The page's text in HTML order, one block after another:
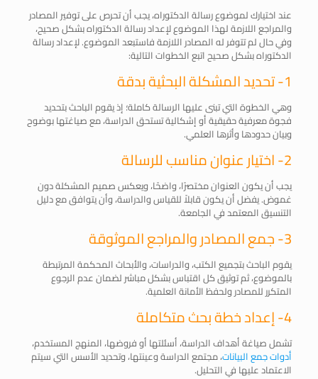
عند اختيارك لموضوع رسالة الدكتوراه، يجب أن تحرص على توفير المصادر
والمراجع اللازمة لهذا الموضوع لإعداد رسالة الدكتوراه بشكل صحيح،
وفي حال لم تتوفر له المصادر اللازمة فاستبعد الموضوع. لإعداد رسالة
الدكتوراه بشكل صحيح اتبع الخطوات التالية:
1- تحديد المشكلة البحثية بدقة
وهي الخطوة التي تبنى عليها الرسالة كاملة؛ إذ يقوم الباحث بتحديد
فجوة معرفية حقيقية أو إشكالية تستحق الدراسة، مع صياغتها بوضوح
وبيان حدودها وأثرها العلمي.
2- اختيار عنوان مناسب للرسالة
يجب أن يكون العنوان مختصرًا، واضحًا، ويعكس صميم المشكلة دون
غموض. يفضل أن يكون قابلاً للقياس والدراسة، وأن يتوافق مع دليل
التنسيق المعتمد في الجامعة.
3- جمع المصادر والمراجع الموثوقة
يقوم الباحث بتجميع الكتب، والدراسات، والأبحاث المحكمة المرتبطة
بالموضوع، ثم توثيق كل اقتباس بشكل مباشر لضمان عدم الرجوع
المتكرر للمصادر ولحفظ الأمانة العلمية.
4- إعداد خطة بحث متكاملة
تشمل صياغة أهداف الدراسة، أسئلتها أو فروضها، المنهج المستخدم،
أدوات جمع البيانات، مجتمع الدراسة وعينتها، وتحديد الأسس التي سيتم
الاعتماد عليها في التحليل.